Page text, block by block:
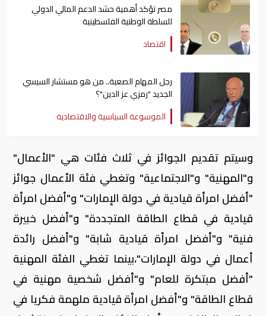
مصر تؤكد أهمية حشد الدعم المالي الدولي
للسلطة الوطنية الفلسطينية
اقتصاد
رجل المهام الصعبة.. من هو مستشار السيسي
الجديد "رمزي عز الدين"؟
الموسوعة السياسية والاقتصادية
وسيتم تقديم الجوائز في ثلاث فئات هي "الأعمال"
و"المهنية" و"الاجتماعية" وتغطي فئة الأعمال جوائز
"أفضل امرأة قيادية في دولة الإمارات" و"أفضل امرأة
قيادية في قطاع الطاقة المتجددة" و"أفضل خبيرة
فنية" و"أفضل امرأة قيادية شابة" و"أفضل رائدة
أعمال في دولة الإمارات"،بينما تغطي الفئة المهنية
"أفضل مبتكرة للعام" و"أفضل شخصية مهنية في
قطاع الطاقة" و"أفضل امرأة قيادية ملهمة فكريا في